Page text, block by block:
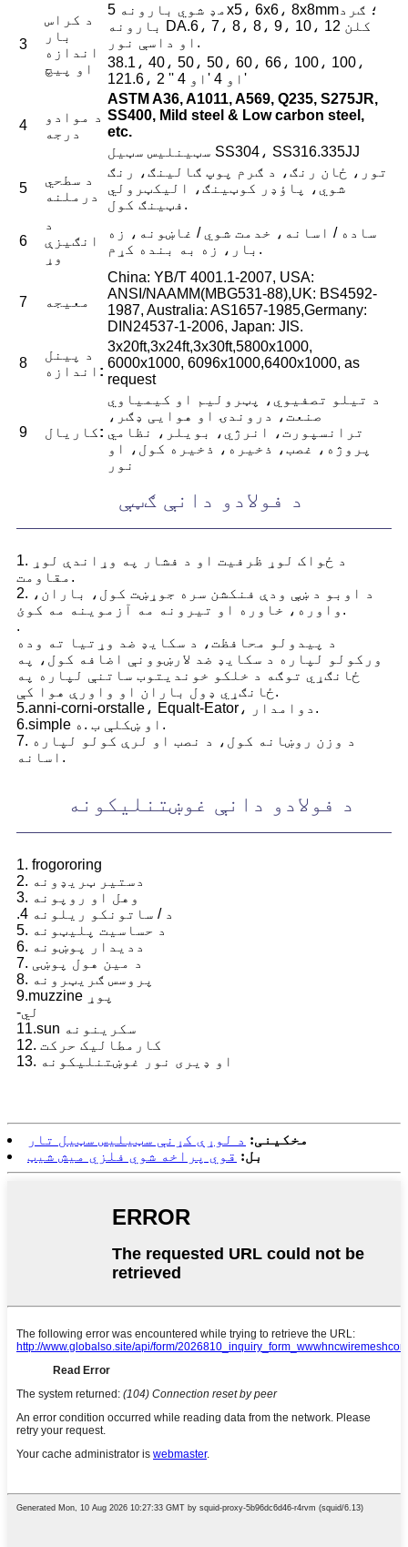
3
د کراس
بار
اندازه
او پیچ
مډ شوي بارونه 5x5، 6x6، 8x8mm؛ ګرد
بارونه DA.6، 7، 8، 8، 9، 10، 12 کلن
او داسې نور.
38.1، 40، 50، 50، 60، 66، 100، 100،
121.6، 2 '' او 4 'او 4'
4
د موادو
درجه
ASTM A36, A1011, A569, Q235, S275JR,
SS400, Mild steel & Low carbon steel,
etc.
سټینلیس سټیل SS304، SS316.335JJ
5
د سطحي
درملنه
تور، ځان رنګ، د ګرم پوپ ګالینګ، رنګ
شوي، پاؤډر کوټینګ، الیکټرولي
فټینګ کول.
6
د
انګیزې
وړ
ساده / اسانه، خدمت شوي / غاښونه، زه
بار، زه به بنده کړم.
7 معيجه
China: YB/T 4001.1-2007, USA:
ANSI/NAAMM(MBG531-88),UK: BS4592-
1987, Australia: AS1657-1985,Germany:
DIN24537-1-2006, Japan: JIS.
8
د پینل
اندازه :
3x20ft,3x24ft,3x30ft,5800x1000,
6000x1000, 6096x1000,6400x1000, as
request
9 کاریال:
د تیلو تصفیوي، پټرولیم او کیمیاوي
صنعت، دروندۍ او هوایی ډګر،
ترانسپورت، انرژي، بویلر، نظامي
پروژه، غصب، ذخیره، ذخیره کول، او
نور
د فولادو دانې ګټې
1. د ځواک لوړ ظرفیت او د فشار په وړاندې لوړ
مقاومت.
2. د اوبو د ښې ودې فنکشن سره جوړښت کول، باران،
واوره، خاوره او تیرونه مه آزموینه مه کوئ.
.
د پیدولو محافظت، د سکایډ ضد وړتیا ته وده
ورکولو لپاره د سکایډ ضد لارښوونې اضافه کول، په
ځانګړي توګه د خلکو خوندیتوب ساتنې لپاره په
ځانګړي ډول باران او واورې هوا کې.
5.anni-corni-orstalle، Equalt-Eator، دوامدار.
6.simple او ښکلې ب .ه.
7. د وزن روښانه کول، د نصب او لرې کولو لپاره
اسانه.
د فولادو دانې غوښتنلیکونه
1. frogororing
2. دستیر ټریډونه
3. وهل او روپونه
.4 د / ساتونکو ریلونه
5. د حساسیت پلیټونه
6. ددیدار پوښونه
7. د مین هول پوښی
8. پروسس ګریټرونه
9.muzzine پوړ
-لي
11.sun سکرینونه
12. کارمطالیک حرکت
13. او ډیری نور غوښتنلیکونه
مخکینی: د لوړې کړنې سټیلیس سټیل تار
بل: قوي پراخه شوي فلزي میش شیټ